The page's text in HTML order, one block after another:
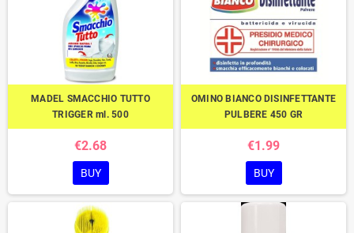
MADEL SMACCHIO TUTTO
TRIGGER ml. 500
€2.68
BUY
OMINO BIANCO DISINFETTANTE
PULBERE 450 GR
€1.99
BUY